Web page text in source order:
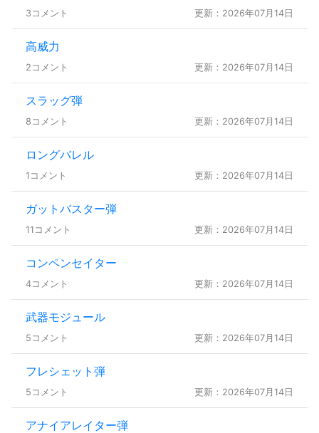
3コメント 更新：2026年07月14日
高威力
2コメント 更新：2026年07月14日
スラッグ弾
8コメント 更新：2026年07月14日
ロングバレル
1コメント 更新：2026年07月14日
ガットバスター弾
11コメント 更新：2026年07月14日
コンペンセイター
4コメント 更新：2026年07月14日
武器モジュール
5コメント 更新：2026年07月14日
フレシェット弾
5コメント 更新：2026年07月14日
アナイアレイター弾